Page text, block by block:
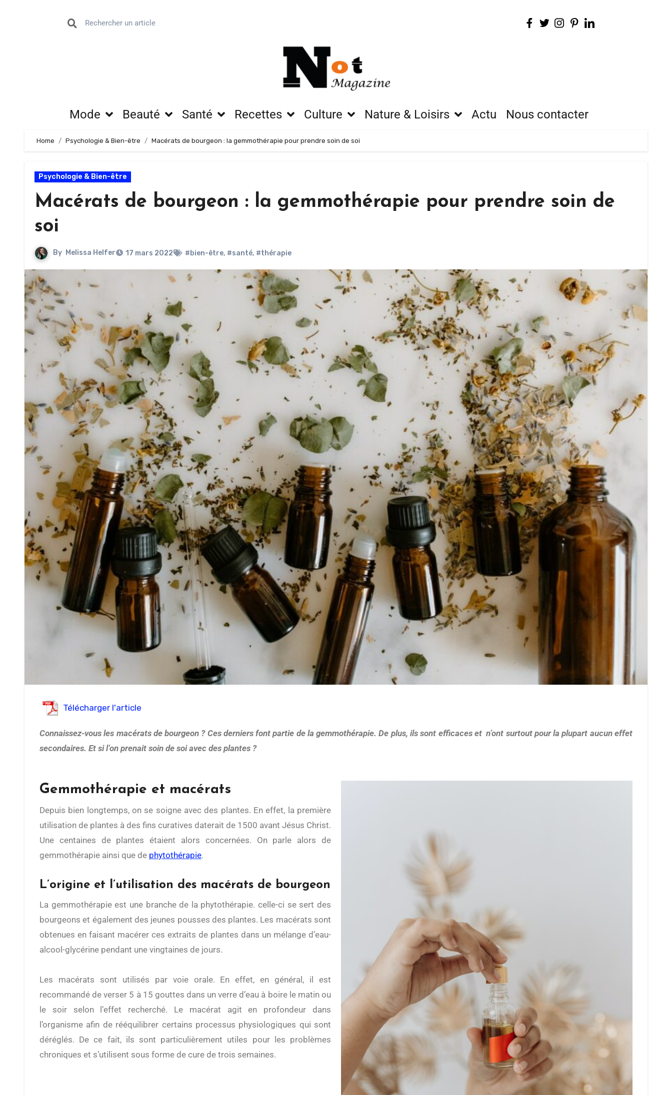
Mode Beauté Santé Recettes Culture Nature & Loisirs Actu Nous contacter
Home Psychologie & Bien-être Macérats de bourgeon : la gemmothérapie pour prendre soin de soi
Psychologie & Bien-être
Macérats de bourgeon : la gemmothérapie pour prendre soin de
soi
By Melissa Helfer 17 mars 2022 #bien-être, #santé, #thérapie
Télécharger l'article
Connaissez-vous les macérats de bourgeon ? Ces derniers font partie de la gemmothérapie. De plus, ils sont efficaces et n’ont surtout pour la plupart aucun effet
secondaires. Et si l’on prenait soin de soi avec des plantes ?
Gemmothérapie et macérats
Depuis bien longtemps, on se soigne avec des plantes. En effet, la première
utilisation de plantes à des fins curatives daterait de 1500 avant Jésus Christ.
Une centaines de plantes étaient alors concernées. On parle alors de
gemmothérapie ainsi que de phytothérapie.
L’origine et l’utilisation des macérats de bourgeon
La gemmothérapie est une branche de la phytothérapie. celle-ci se sert des
bourgeons et également des jeunes pousses des plantes. Les macérats sont
obtenues en faisant macérer ces extraits de plantes dans un mélange d’eau-
alcool-glycérine pendant une vingtaines de jours.
Les macérats sont utilisés par voie orale. En effet, en général, il est
recommandé de verser 5 à 15 gouttes dans un verre d’eau à boire le matin ou
le soir selon l’effet recherché. Le macérat agit en profondeur dans
l’organisme afin de rééquilibrer certains processus physiologiques qui sont
déréglés. De ce fait, ils sont particulièrement utiles pour les problèmes
chroniques et s’utilisent sous forme de cure de trois semaines.